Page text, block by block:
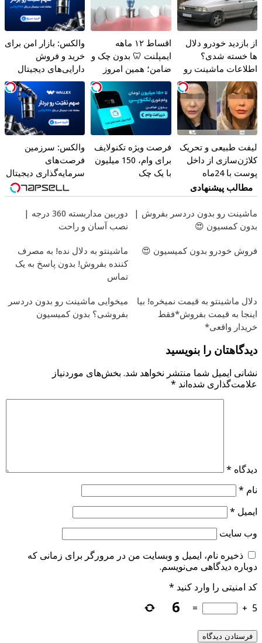
از بازدید خودرو دلال
ها خسته شدی؟
اطلاعات ماشینت رو
اینجا ثبت کن
اقساط ۱۲ ماهه
ایمپلنت 🦷 بدون چک و
ضامن؛ همین امروز
اقدام کن ✅
والکس: بازار امن برای
خرید و فروش
دارایی‌های دیجیتال
لیفت طبیعی و تحریک
کلاژن‌سازی از داخل
پوست با 24ماه
ماندگاری ✅ جوان شو
فرصت ویژه تکنولایف
برای وام، 150 میلیون
با یک چک
والکس: سرزمین
فرصت‌های
سرمایه‌گذاری دیجیتال
مطالب پیشنهادی
ماشینت رو بدون دردسر بفروش |
بدون کمسیون 😍
دوربین مداربسته 360 درجه |
نصب آسان و راحت
فروش خودرو بدون کمیسیون 😍
ماشینتو به دلال نده! به مصرف
کننده بفروش! بدون پاسخ به یک
تماس
دلال ماشینتو به قیمت نمیخره! بیا
اینجا به قیمت بفروش*فقط
خریدار واقعی*
میخوایی ماشینت رو بدون دردسر
بفروشی؟ بدون کمیسیون
دیدگاهتان را بنویسید
نشانی ایمیل شما منتشر نخواهد شد. بخش‌های موردنیاز
علامت‌گذاری شده‌اند *
دیدگاه *
نام *
ایمیل *
وب‌ سایت
ذخیره نام، ایمیل و وبسایت من در مرورگر برای زمانی که
دوباره دیدگاهی می‌نویسم.
کد امنیتی را وارد کنید *
5
+
=